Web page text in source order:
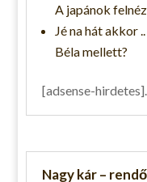
A japánok
Jé na hát akkor
Béla mellett?
[adsense-
Nagy kár –